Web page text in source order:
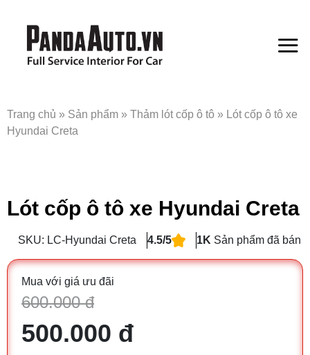
Trang chủ » Sản phẩm » Thảm lót cốp ô tô » Lót cốp ô tô xe
Hyundai Creta
Lót cốp ô tô xe Hyundai Creta
SKU: LC-Hyundai Creta 4.5/5 1K Sản phẩm đã bán
Mua với giá ưu đãi
600.000 đ
500.000 đ